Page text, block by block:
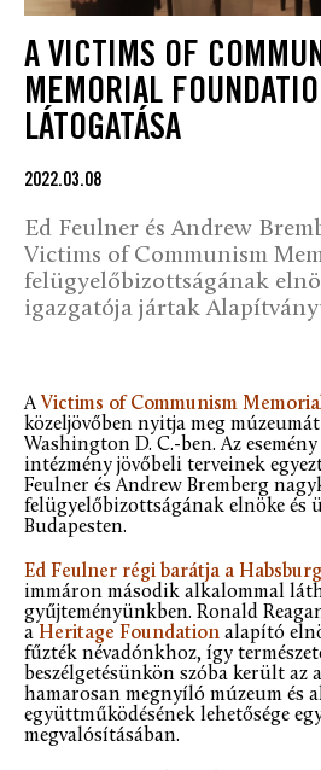
A VICTIMS OF
MEMORIAL
LÁTOGATÁSA
2022.03.08
Ed Feulner és Andrew
Victims of Communism
felügyelőbizottságának
igazgatója jártak
A Victims of Communism
közeljövőben nyitja meg
Washington D. C.-ben. Az esemény
intézmény jövőbeli terveinek
Feulner és Andrew Bremberg
felügyelőbizottságának elnöke és
Budapesten.
Ed Feulner régi barátja a
immáron második alkalommal
gyűjteményünkben. Ronald
a Heritage Foundation alapító
fűzték névadónkhoz, így
beszélgetésünkön szóba került az
hamarosan megnyíló múzeum és
együttműködésének lehetősége
megvalósításában.